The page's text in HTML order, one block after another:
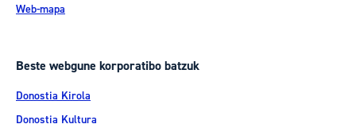
Web-mapa
Beste webgune korporatibo batzuk
Donostia Kirola
Donostia Kultura